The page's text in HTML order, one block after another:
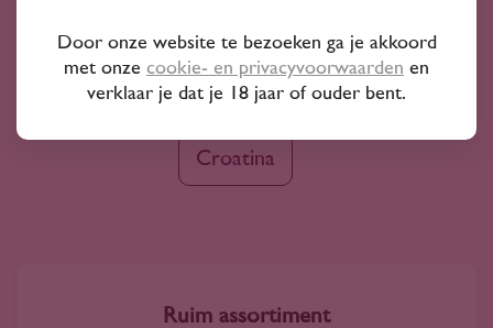
Fetească Regală Timorasso
Croatina
Ruim assortiment
Door onze website te bezoeken ga je akkoord
met onze cookie- en privacyvoorwaarden en
verklaar je dat je 18 jaar of ouder bent.